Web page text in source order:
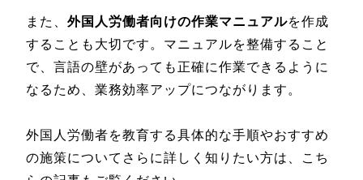
また、 外国人労働者向けの作業マニュアルを作成
することも大切です。マニュアルを整備すること
で、言語の壁があっても正確に作業できるように
なるため、業務効率アップにつながります。
外国人労働者を教育する具体的な手順やおすすめ
の施策についてさらに詳しく知りたい方は、こち